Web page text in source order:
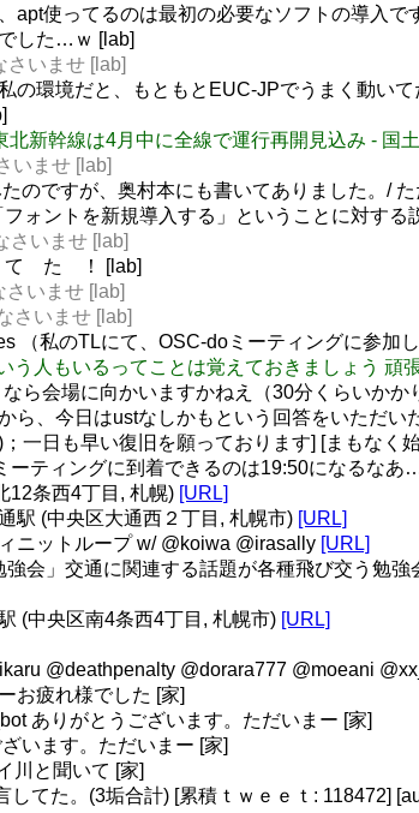
apt使ってるのは最初の必要なソフトの導入
した…ｗ [lab]
さいませ [lab]
の環境だと、もともとEUC-JPでうまく動い
北新幹線は4月中に全線で運行再開見込み - 国
いませ [lab]
のですが、奥村本にも書いてありました。/
ォントを新規導入する」ということに対す
さいませ [lab]
て た ！ [lab]
さいませ [lab]
さいませ [lab]
（私のTLにて、OSC-doミーティングに参加
う人もいるってことは覚えておきましょう 頑
ら会場に向かいますかねえ（30分くらいかか
ら、今日はustなしかもという回答をいただ
一日も早い復旧を願っております] [まもなく
ーティングに到着できるのは19:50になるなあ
12条西4丁目, 札幌) [URL]
駅 (中央区大通西２丁目, 札幌市) [URL]
ニットループ w/ @koiwa @irasally [URL]
強会」交通に関連する話題が各種飛び交う勉
(中央区南4条西4丁目, 札幌市) [URL]
@deathpenalty @dorara777 @moeani
お疲れ様でした [家]
ありがとうございます。ただいまー [家]
います。ただいまー [家]
川と聞いて [家]
してた。(3垢合計) [累積ｔｗｅｅｔ: 118472]